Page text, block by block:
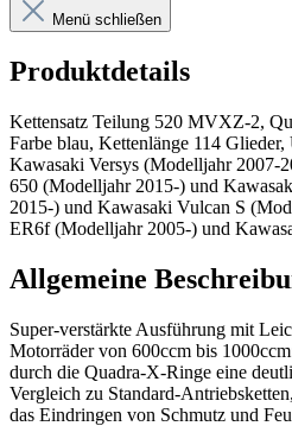
Menü schließen
Produktdetails
Kettensatz Teilung 520 MVXZ-2,
Farbe blau, Kettenlänge 114
Kawasaki Versys (Modelljahr 2007-
650 (Modelljahr 2015-) und
2015-) und Kawasaki Vulcan S
ER6f (Modelljahr 2005-) und
Allgemeine
Super-verstärkte Ausführung mit
Motorräder von 600ccm bis
durch die Quadra-X-Ringe eine
Vergleich zu Standard-
das Eindringen von Schmutz und